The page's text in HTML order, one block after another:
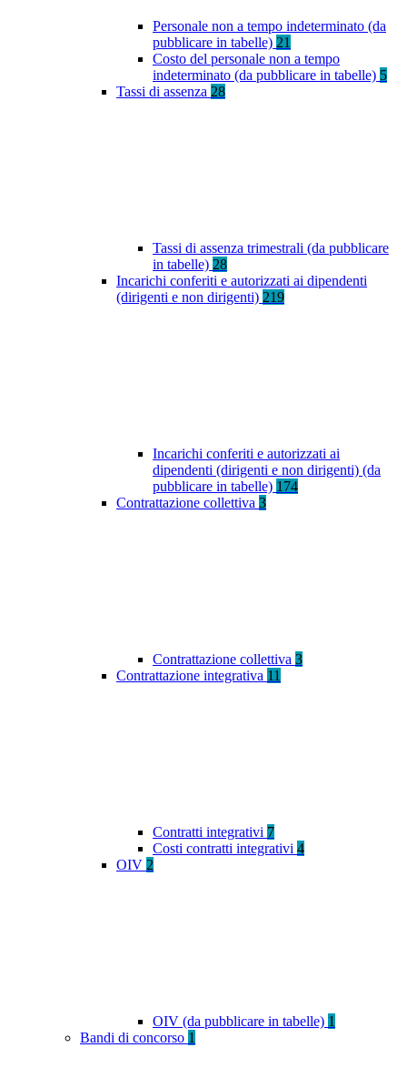
Personale non a tempo indeterminato (da
pubblicare in tabelle) 21
Costo del personale non a tempo
indeterminato (da pubblicare in tabelle) 5
Tassi di assenza 28
Tassi di assenza trimestrali (da pubblicare
in tabelle) 28
Incarichi conferiti e autorizzati ai dipendenti
(dirigenti e non dirigenti) 219
Incarichi conferiti e autorizzati ai
dipendenti (dirigenti e non dirigenti) (da
pubblicare in tabelle) 174
Contrattazione collettiva 3
Contrattazione collettiva 3
Contrattazione integrativa 11
Contratti integrativi 7
Costi contratti integrativi 4
OIV 2
OIV (da pubblicare in tabelle) 1
Bandi di concorso 1